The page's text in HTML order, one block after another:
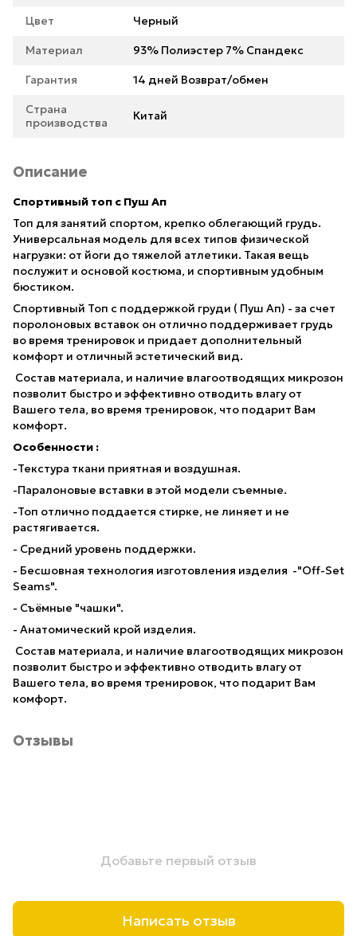
Цвет Черный
Материал 93% Полиэстер 7% Спандекс
Гарантия 14 дней Возврат/обмен
Страна
производства
Китай
Описание
Спортивный топ с Пуш Ап
Топ для занятий спортом, крепко облегающий грудь.
Универсальная модель для всех типов физической
нагрузки: от йоги до тяжелой атлетики. Такая вещь
послужит и основой костюма, и спортивным удобным
бюстиком.
Спортивный Топ с поддержкой груди ( Пуш Ап) - за счет
поролоновых вставок он отлично поддерживает грудь
во время тренировок и придает дополнительный
комфорт и отличный эстетический вид.
Состав материала, и наличие влагоотводящих микрозон
позволит быстро и эффективно отводить влагу от
Вашего тела, во время тренировок, что подарит Вам
комфорт.
Особенности :
-Текстура ткани приятная и воздушная.
-Паралоновые вставки в этой модели съемные.
-Топ отлично поддается стирке, не линяет и не
растягивается.
- Средний уровень поддержки.
- Бесшовная технология изготовления изделия -"Off-Set
Seams".
- Съёмные "чашки".
- Анатомический крой изделия.
Состав материала, и наличие влагоотводящих микрозон
позволит быстро и эффективно отводить влагу от
Вашего тела, во время тренировок, что подарит Вам
комфорт.
Отзывы
Добавьте первый отзыв
Написать отзыв